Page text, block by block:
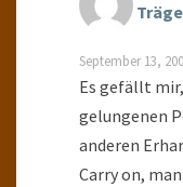
September 13,
Es gefällt
gelungenen
anderen
Carry on,